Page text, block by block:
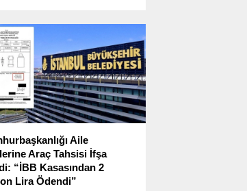
ardından ilk kez
Aile
Araç Tahsisi İfşa
“İBB Kasasından 2
Lira Ödendi”